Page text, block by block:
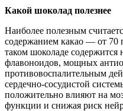
Какой шоколад полезнее
Наиболее полезным
содержанием какао — от
таком шоколаде содержится
флавоноидов, мощных
противовоспалительным
сердечно-сосудистой
положительно влияют на
функции и снижая риск